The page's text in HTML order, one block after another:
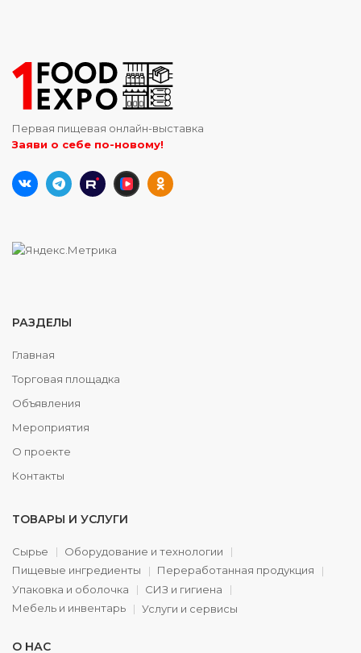
Первая пищевая онлайн-выставка
Заяви о себе по-новому!
РАЗДЕЛЫ
Главная
Торговая площадка
Объявления
Мероприятия
О проекте
Контакты
ТОВАРЫ И УСЛУГИ
Сырье
Оборудование и технологии
Пищевые ингредиенты
Переработанная продукция
Упаковка и оболочка
СИЗ и гигиена
Мебель и инвентарь
Услуги и сервисы
О НАС